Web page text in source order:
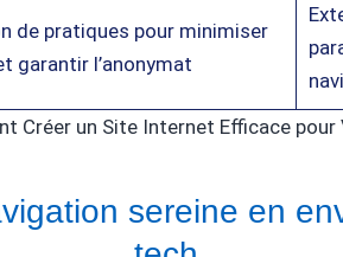
de pratiques pour minimiser
garantir l’anonymat
Créer un Site Internet Efficace
sereine en